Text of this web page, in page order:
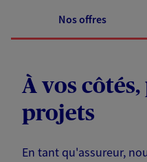
Nos offres
À vos
projets
En tant qu'assureur,